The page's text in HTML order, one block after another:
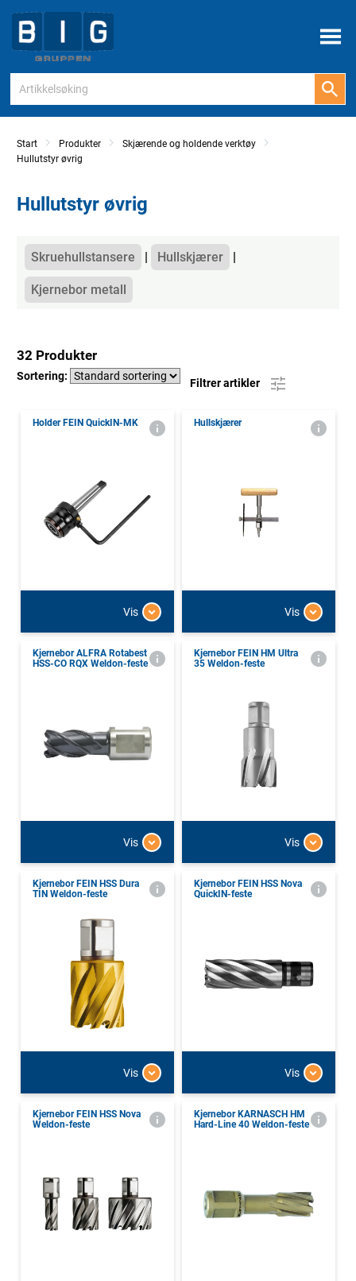
Meny
Start Produkter
Skjærende og holdende verktøy
Hullutstyr øvrig
Hullutstyr øvrig
Kategorier
Skruehullstansere Hullskjærer
Kjernebor metall
32 Produkter
Sortering:
Filtrer artikler
Holder FEIN QuickIN-MK
Vis
Hullskjærer
Vis
Kjernebor ALFRA Rotabest
HSS-CO RQX Weldon-feste
Vis
Kjernebor FEIN HM Ultra
35 Weldon-feste
Vis
Kjernebor FEIN HSS Dura
TIN Weldon-feste
Vis
Kjernebor FEIN HSS Nova
QuickIN-feste
Vis
Kjernebor FEIN HSS Nova
Weldon-feste
Kjernebor KARNASCH HM
Hard-Line 40 Weldon-feste